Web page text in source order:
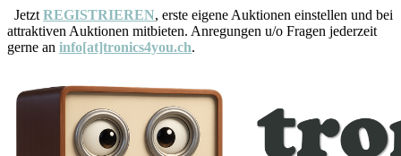
Jetzt REGISTRIEREN, erste eigene Auktionen einstellen und bei
attraktiven Auktionen mitbieten. Anregungen u/o Fragen jederzeit
gerne an info[at]tronics4you.ch.